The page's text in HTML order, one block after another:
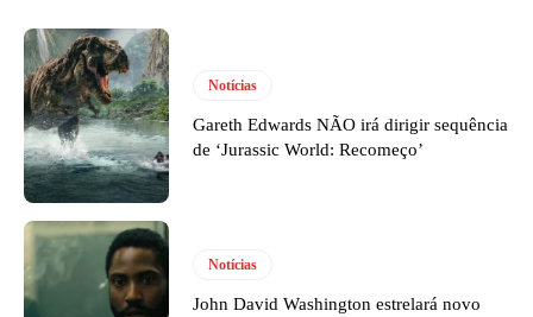
Notícias
Gareth Edwards NÃO irá dirigir sequência
de ‘Jurassic World: Recomeço’
Notícias
John David Washington estrelará novo